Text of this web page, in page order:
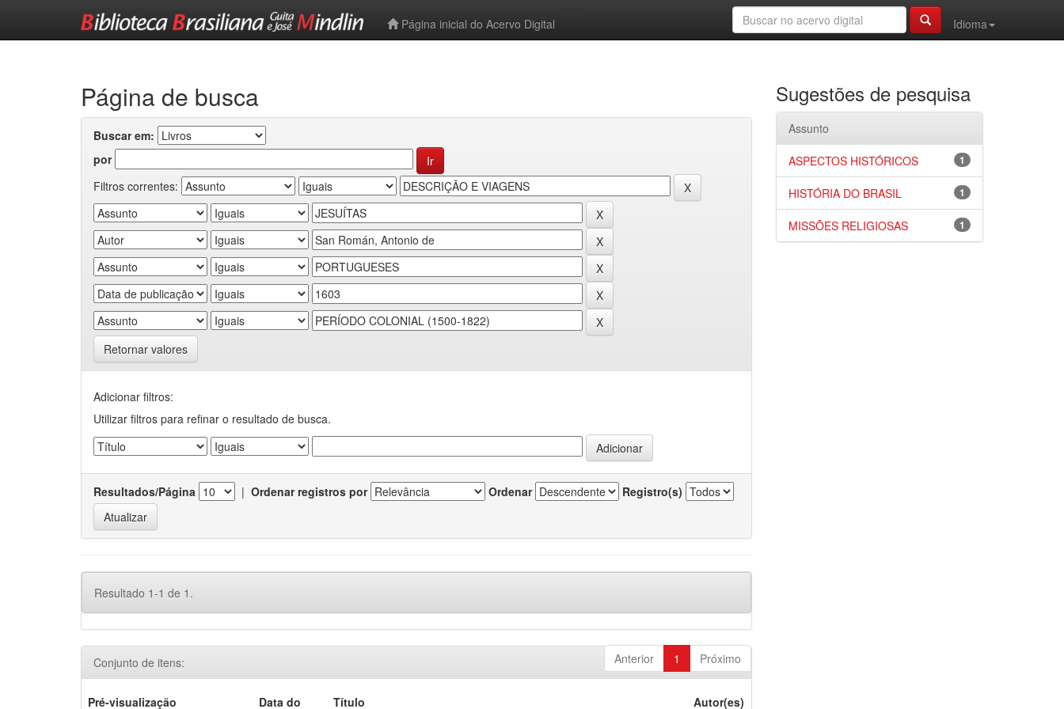
Página inicial do Acervo Digital
Idioma
Página de busca
Buscar em:
por
Filtros correntes:
Retornar valores
Adicionar filtros:
Utilizar filtros para refinar o resultado de busca.
Resultados/Página | Ordenar registros por Ordenar Registro(s)
Resultado 1-1 de 1.
Anterior 1 Próximo
Conjunto de itens:
Pré-visualização
Data do
Título Autor(es)
Sugestões de pesquisa
Assunto
1
ASPECTOS HISTÓRICOS
1
HISTÓRIA DO BRASIL
1
MISSÕES RELIGIOSAS